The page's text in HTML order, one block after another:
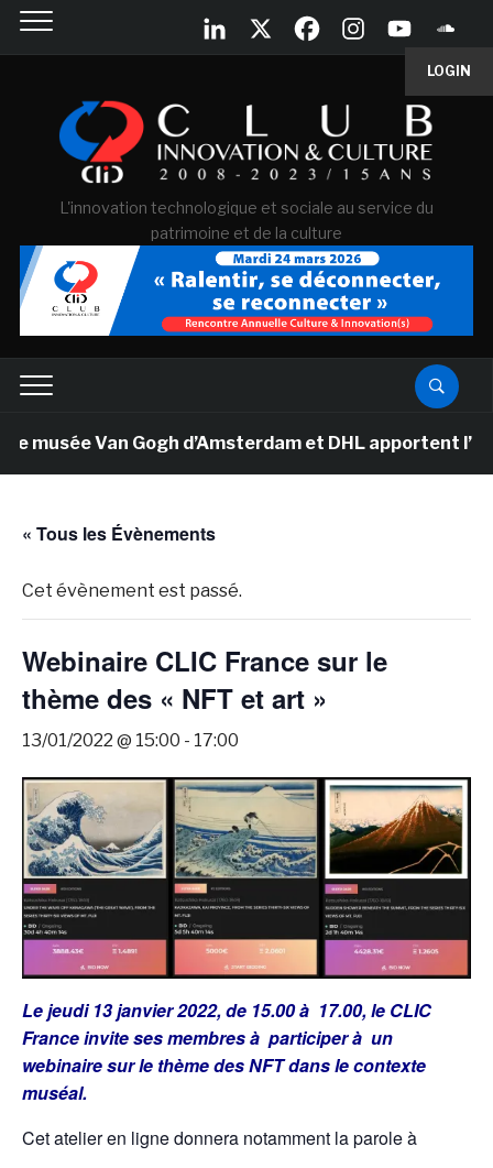
LOGIN
L'innovation technologique et sociale au service du
patrimoine et de la culture
musée Van Gogh d’Amsterdam et DHL apportent
« Tous les Évènements
Cet évènement est passé.
Webinaire CLIC France sur le
thème des « NFT et art »
13/01/2022 @ 15:00 - 17:00
Le jeudi 13 janvier 2022, de 15.00 à 17.00, le CLIC
France invite ses membres à participer à un
webinaire sur le thème des NFT dans le contexte
muséal.
Cet atelier en ligne donnera notamment la parole à